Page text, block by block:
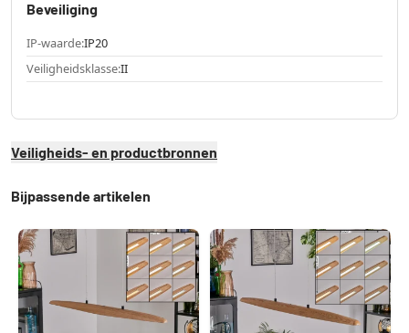
Beveiliging
IP-waarde:IP20
Veiligheidsklasse:II
Veiligheids- en productbronnen
Bijpassende artikelen